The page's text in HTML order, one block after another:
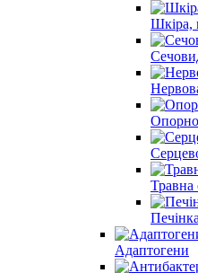
Шкіра,
Травна
Печінка
Адаптогени